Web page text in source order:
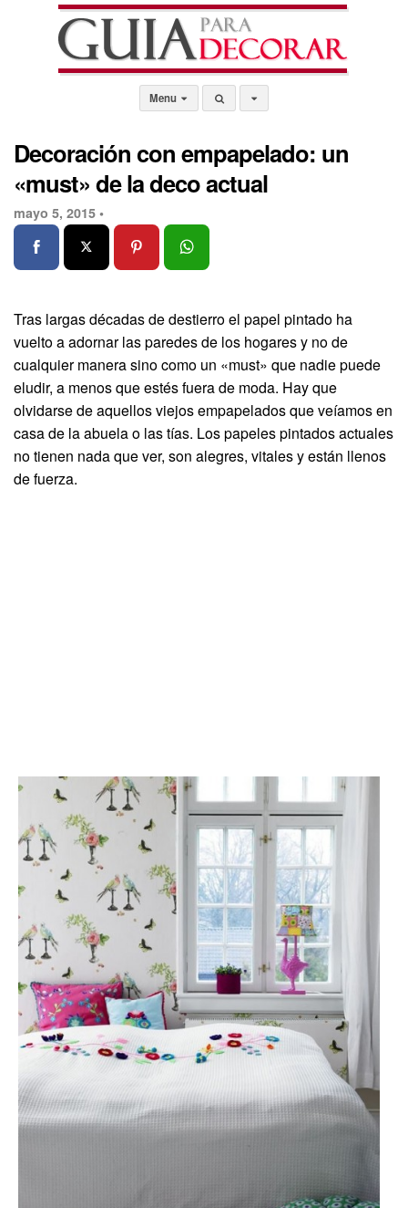
Menu
Decoración con empapelado: un
«must» de la deco actual
mayo 5, 2015 •
Tras largas décadas de destierro el papel pintado ha
vuelto a adornar las paredes de los hogares y no de
cualquier manera sino como un «must» que nadie puede
eludir, a menos que estés fuera de moda. Hay que
olvidarse de aquellos viejos empapelados que veíamos en
casa de la abuela o las tías. Los papeles pintados actuales
no tienen nada que ver, son alegres, vitales y están llenos
de fuerza.